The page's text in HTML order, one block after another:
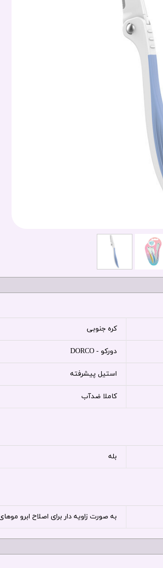
کره جنوبی
دورکو - DORCO
استیل پیشرفته
کاملا ضدآب
بله
به صورت زاویه دار برای اصلاح ابرو